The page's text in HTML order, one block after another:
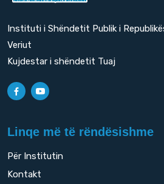
Instituti i Shëndetit Publik i
Veriut
Kujdestar i shëndetit Tuaj
Linqe më të rëndësishme
Për Institutin
Kontakt